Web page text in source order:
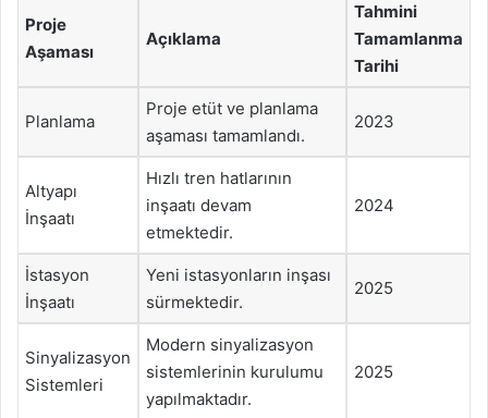
Proje
Aşaması
Açıklama
Tahmini
Tamamlanma
Tarihi
Planlama
Proje etüt ve planlama
aşaması tamamlandı.
2023
Altyapı
İnşaatı
Hızlı tren hatlarının
inşaatı devam
etmektedir.
2024
İstasyon
İnşaatı
Yeni istasyonların inşası
sürmektedir.
2025
Sinyalizasyon
Sistemleri
Modern sinyalizasyon
sistemlerinin kurulumu
yapılmaktadır.
2025